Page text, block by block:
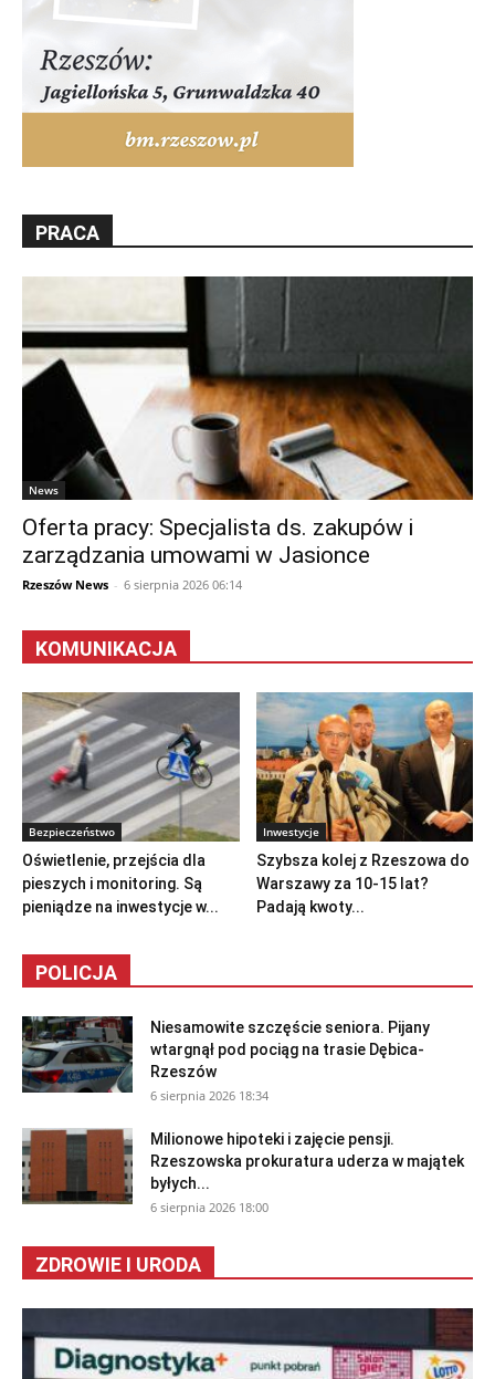
PRACA
News
Oferta pracy: Specjalista ds. zakupów i
zarządzania umowami w Jasionce
Rzeszów News - 6 sierpnia 2026 06:14
KOMUNIKACJA
Bezpieczeństwo
Oświetlenie, przejścia dla
pieszych i monitoring. Są
pieniądze na inwestycje w...
Inwestycje
Szybsza kolej z Rzeszowa do
Warszawy za 10-15 lat?
Padają kwoty...
POLICJA
Niesamowite szczęście seniora. Pijany
wtargnął pod pociąg na trasie Dębica-
Rzeszów
6 sierpnia 2026 18:34
Milionowe hipoteki i zajęcie pensji.
Rzeszowska prokuratura uderza w majątek
byłych...
6 sierpnia 2026 18:00
ZDROWIE I URODA